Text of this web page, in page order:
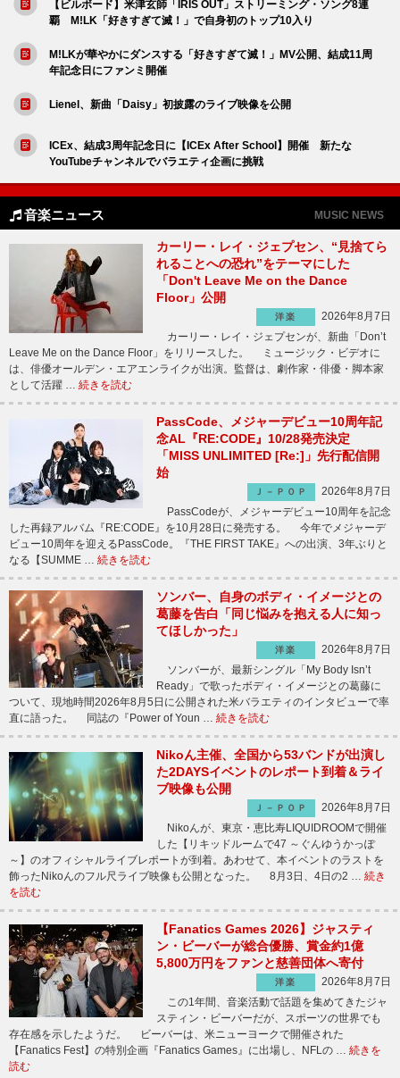
【ビルボード】米津玄師「IRIS OUT」ストリーミング・ソング8連
覇 M!LK「好きすぎて滅！」で自身初のトップ10入り
M!LKが華やかにダンスする「好きすぎて滅！」MV公開、結成11周
年記念日にファンミ開催
Lienel、新曲「Daisy」初披露のライブ映像を公開
ICEx、結成3周年記念日に【ICEx After School】開催 新たな
YouTubeチャンネルでバラエティ企画に挑戦
音楽ニュース MUSIC NEWS
カーリー・レイ・ジェプセン、“見捨てら
れることへの恐れ”をテーマにした
「Don't Leave Me on the Dance
Floor」公開
洋楽
2026年8月7日
カーリー・レイ・ジェプセンが、新曲「Don’t
Leave Me on the Dance Floor」をリリースした。 ミュージック・ビデオに
は、俳優オールデン・エアエンライクが出演。監督は、劇作家・俳優・脚本家
として活躍 … 続きを読む
PassCode、メジャーデビュー10周年記
念AL『RE:CODE』10/28発売決定
「MISS UNLIMITED [Re:]」先行配信開
始
Ｊ－ＰＯＰ
2026年8月7日
PassCodeが、メジャーデビュー10周年を記念
した再録アルバム『RE:CODE』を10月28日に発売する。 今年でメジャーデ
ビュー10周年を迎えるPassCode。『THE FIRST TAKE』への出演、3年ぶりと
なる【SUMME … 続きを読む
ソンバー、自身のボディ・イメージとの
葛藤を告白「同じ悩みを抱える人に知っ
てほしかった」
洋楽
2026年8月7日
ソンバーが、最新シングル「My Body Isn’t
Ready」で歌ったボディ・イメージとの葛藤に
ついて、現地時間2026年8月5日に公開された米バラエティのインタビューで率
直に語った。 同誌の『Power of Youn … 続きを読む
Nikoん主催、全国から53バンドが出演し
た2DAYSイベントのレポート到着＆ライ
ブ映像も公開
Ｊ－ＰＯＰ
2026年8月7日
Nikoんが、東京・恵比寿LIQUIDROOMで開催
した【リキッドルームで47 ～ぐんゆうかっぽ
～】のオフィシャルライブレポートが到着。あわせて、本イベントのラストを
飾ったNikoんのフル尺ライブ映像も公開となった。 8月3日、4日の2 … 続き
を読む
【Fanatics Games 2026】ジャスティ
ン・ビーバーが総合優勝、賞金約1億
5,800万円をファンと慈善団体へ寄付
洋楽
2026年8月7日
この1年間、音楽活動で話題を集めてきたジャ
スティン・ビーバーだが、スポーツの世界でも
存在感を示したようだ。 ビーバーは、米ニューヨークで開催された
【Fanatics Fest】の特別企画『Fanatics Games』に出場し、NFLの … 続きを
読む